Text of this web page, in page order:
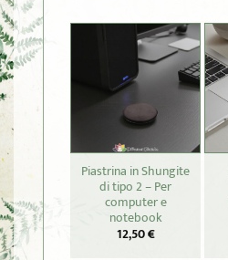
Piastrina in Shungite
di tipo 2 – Per
computer e
notebook
12,50€